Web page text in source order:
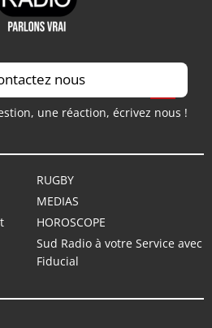
nous
une réaction, écrivez nous !
RUGBY
MEDIAS
HOROSCOPE
Sud Radio à votre Service avec
Fiducial